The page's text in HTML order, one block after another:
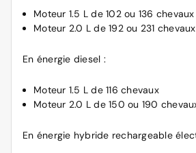
Moteur 1.5 L de 102 ou 136 chevaux
Moteur 2.0 L de 192 ou 231 chevaux
En énergie diesel :
Moteur 1.5 L de 116 chevaux
Moteur 2.0 L de 150 ou 190
En énergie hybride rechargeable